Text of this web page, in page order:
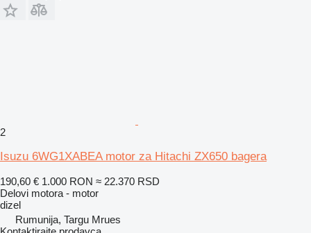
2
Isuzu 6WG1XABEA motor za Hitachi ZX650 bagera
190,60 € 1.000 RON ≈ 22.370 RSD
Delovi motora - motor
dizel
Rumunija, Targu Mrues